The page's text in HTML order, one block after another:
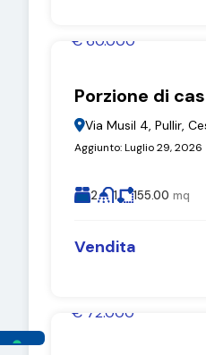
€ 60.000
Porzione di
Via Musil 4, Pullir,
Aggiunto:Luglio 29, 2026
2 1 155.00 mq
Vendita
€ 72.000